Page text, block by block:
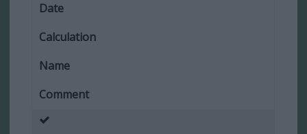
Date
Calculation
Name
Comment